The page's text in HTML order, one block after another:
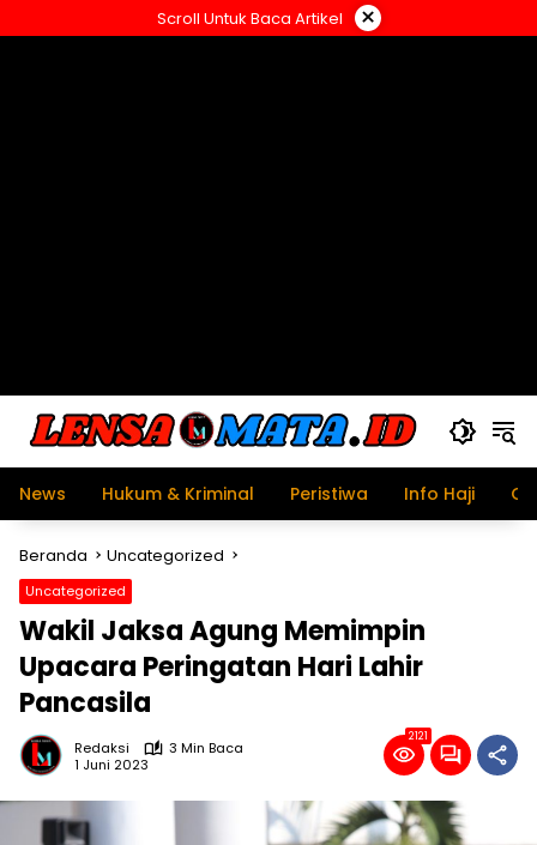
ke
Scroll Untuk Baca Artikel ×
News Hukum & Kriminal Peristiwa Info Haji
Beranda Uncategorized
Uncategorized
Wakil Jaksa Agung Memimpin
Upacara Peringatan Hari Lahir
Pancasila
Redaksi
3 Min Baca
1 Juni 2023
2121